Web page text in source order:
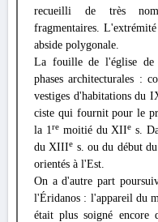
recueilli de très
fragmentaires.
abside polygonale.
La fouille de l'église de
phases architecturales :
vestiges d'habitations du
ciste qui fournit pour le
la 1remoitié du XIIe s.
du XIIIe s. ou du début
orientés à l'Est.
On a d'autre part
l'Éridanos : l'appareil du
était plus soigné encore